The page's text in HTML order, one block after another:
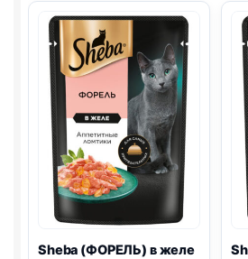
Sheba (ФОРЕЛЬ) в желе